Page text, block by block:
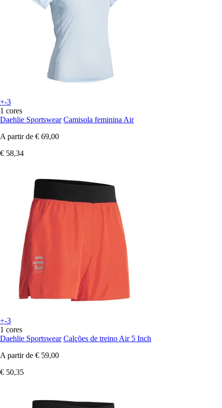
+-3
1 cores
Daehlie Sportswear Camisola feminina Air
A partir de € 69,00
€ 58,34
+-3
1 cores
Daehlie Sportswear Calções de treino Air 5 Inch
A partir de € 59,00
€ 50,35